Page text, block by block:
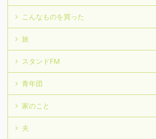
こんなものを買った
旅
スタンドFM
青年団
家のこと
夫